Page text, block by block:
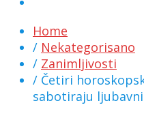
Home
/ Nekategorisano
/ Zanimljivosti
/ Četiri
sabotiraju